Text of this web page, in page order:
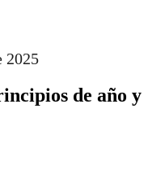
2025
de año y